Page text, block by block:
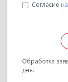
Согласие
Обработка
дня.